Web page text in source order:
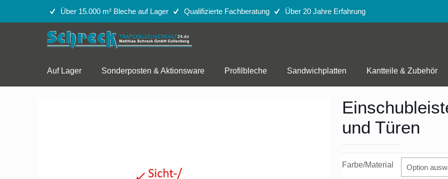
Über 15.000 m² Bleche auf Lager Qualifizierte Fachberatung Über 20 Jahre Erfahrung
Auf Lager Sonderposten & Aktionsware Profilbleche Sandwichplatten Kantteile & Zubehör
und Türen
Farbe/Material